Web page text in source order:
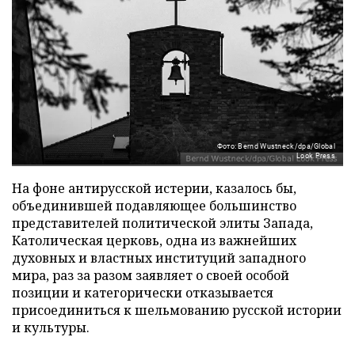
Фото: Bernd Wustneck/dpa/Global
Look Press
На фоне антирусской истерии, казалось бы,
объединившей подавляющее большинство
представителей политической элиты Запада,
Католическая церковь, одна из важнейших
духовных и властных институций западного
мира, раз за разом заявляет о своей особой
позиции и категорически отказывается
присоединиться к шельмованию русской истории
и культуры.